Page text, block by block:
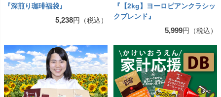
『深煎り珈琲福袋』
5,238円（税込）
『【2kg】ヨーロピアンクラシッ
クブレンド』
5,999円（税込）